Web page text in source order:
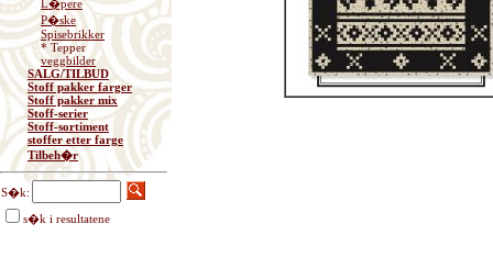
L�pere
P�ske
Spisebrikker
* Tepper
veggbilder
SALG/TILBUD
Stoff pakker farger
Stoff pakker mix
Stoff-serier
Stoff-sortiment
stoffer etter farge
Tilbeh�r
S�k:
s�k i resultatene